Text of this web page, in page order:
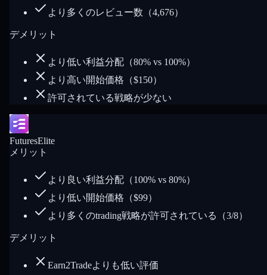
より多くのレビュー数（4,676）
デメリット
より低い利益分配（80% vs 100%）
より高い開始価格（$150）
許可されている戦略が少ない
FuturesElite
メリット
より良い利益分配（100% vs 80%）
より低い開始価格（$99）
より多くのtrading戦略が許可されている（3/8）
デメリット
Earn2Tradeよりも低い評価